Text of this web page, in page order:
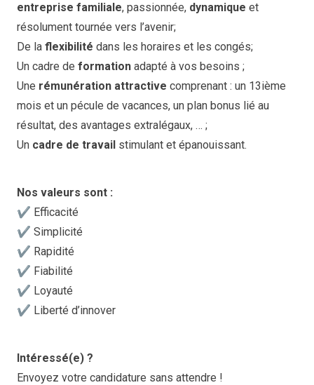
entreprise familiale, passionnée, dynamique et
résolument tournée vers l’avenir;
De la flexibilité dans les horaires et les congés;
Un cadre de formation adapté à vos besoins ;
Une rémunération attractive comprenant : un 13ième
mois et un pécule de vacances, un plan bonus lié au
résultat, des avantages extralégaux, … ;
Un cadre de travail stimulant et épanouissant.
Nos valeurs sont :
✔️ Efficacité
✔️ Simplicité
✔️ Rapidité
✔️ Fiabilité
✔️ Loyauté
✔️ Liberté d’innover
Intéressé(e) ?
Envoyez votre candidature sans attendre !